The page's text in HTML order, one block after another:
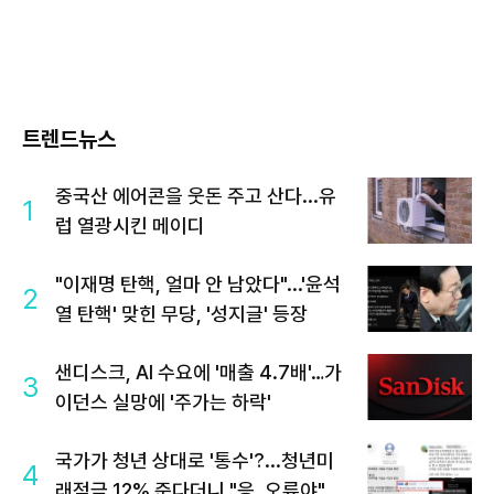
트렌드뉴스
1
중국산 에어콘을 웃돈 주고 산다...유
럽 열광시킨 메이디
2
"이재명 탄핵, 얼마 안 남았다"...'윤석
열 탄핵' 맞힌 무당, '성지글' 등장
3
샌디스크, AI 수요에 '매출 4.7배'…가
이던스 실망에 '주가는 하락'
4
국가가 청년 상대로 '통수'?...청년미